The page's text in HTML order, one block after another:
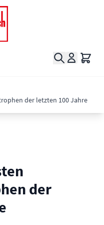
Suche
der letzten 100 Jahre
der